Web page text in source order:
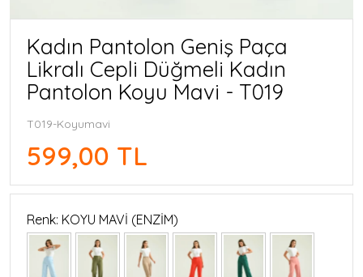
Kadın Pantolon Geniş Paça
Likralı Cepli Düğmeli Kadın
Pantolon Koyu Mavi - T019
T019-Koyumavi
599,00 TL
Renk: KOYU MAVİ (ENZİM)